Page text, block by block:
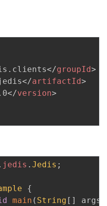
</groupId>
</artifactId>
</version>
jedis . Jedis ;
{
main ( String [ ] args